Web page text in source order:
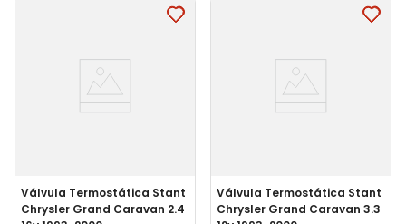
Válvula Termostática Stant
Chrysler Grand Caravan 2.4
Válvula Termostática Stant
Chrysler Grand Caravan 3.3